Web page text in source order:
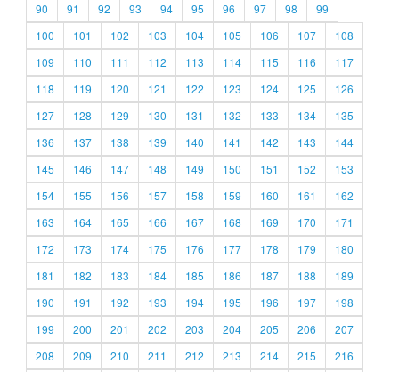
90
91 92 93 94 95 96 97 98
99
100
101 102 103 104 105 106 107
108
109
110 111 112 113 114 115 116
117
118
119 120 121 122 123 124 125
126
127
128 129 130 131 132 133 134
135
136
137 138 139 140 141 142 143
144
145
146 147 148 149 150 151 152
153
154
155 156 157 158 159 160 161
162
163
164 165 166 167 168 169 170
171
172
173 174 175 176 177 178 179
180
181
182 183 184 185 186 187 188
189
190
191 192 193 194 195 196 197
198
199
200 201 202 203 204 205 206
207
208
209 210 211 212 213 214 215
216